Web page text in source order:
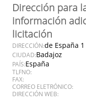
Dirección para
información
licitación
DIRECCIÓN:de España 1
CIUDAD:Badajoz
PAÍS:España
TLFNO:
FAX:
CORREO ELETRÓNICO:
DIRECCIÓN WEB: